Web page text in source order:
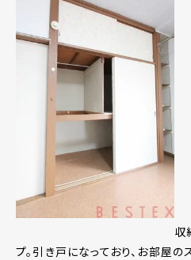
収
プ。引き戸になっており、お部屋の